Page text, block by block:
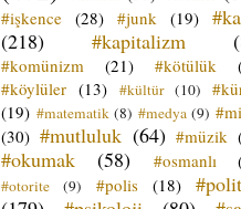
#işkence (28) #junk (19)
(218)
#kapitalizm
#komünizm (21) #kötülük
#köylüler (13) #kültür (10)
(19) #matematik (8) #medya (9)
(30) #mutluluk (64) #müzik
#okumak (58) #osmanlı
#otorite (9) #polis (18)